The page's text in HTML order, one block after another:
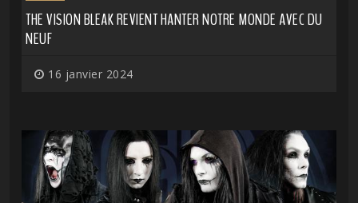
THE VISION BLEAK REVIENT HANTER NOTRE MONDE AVEC DU
NEUF
16 janvier 2024